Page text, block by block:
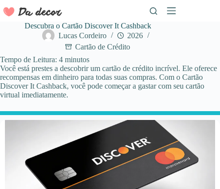
para
conteúdo
Descubra o Cartão Discover It Cashback
Lucas Cordeiro
2026
Cartão de Crédito
Tempo de Leitura: 4 minutos
Você está prestes a descobrir um cartão de crédito incrível. Ele oferece
recompensas em dinheiro para todas suas compras. Com o Cartão
Discover It Cashback, você pode começar a gastar com seu cartão
virtual imediatamente.